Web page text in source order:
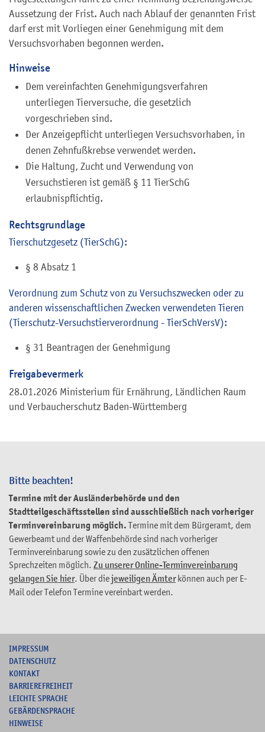
Bitte beachten!
Termine mit der Ausländerbehörde und den
Stadtteilgeschäftsstellen sind ausschließlich nach vorheriger
Terminvereinbarung möglich. Termine mit dem Bürgeramt, dem
Gewerbeamt und der Waffenbehörde sind nach vorheriger
Terminvereinbarung sowie zu den zusätzlichen offenen
Sprechzeiten möglich. Zu unserer Online-Terminvereinbarung
gelangen Sie hier. Über diejeweiligen Ämterkönnen auch per E-
Mail oder Telefon Termine vereinbart werden.
Aussetzung der Frist. Auch nach Ablauf der genannten Frist
darf erst mit Vorliegen einer Genehmigung mit dem
Versuchsvorhaben begonnen werden.
Hinweise
Dem vereinfachten Genehmigungsverfahren
unterliegen Tierversuche, die gesetzlich
vorgeschrieben sind.
Der Anzeigepflicht unterliegen Versuchsvorhaben, in
denen Zehnfußkrebse verwendet werden.
Die Haltung, Zucht und Verwendung von
Versuchstieren ist gemäß § 11 TierSchG
erlaubnispflichtig.
Rechtsgrundlage
Tierschutzgesetz (TierSchG):
§ 8 Absatz 1
Verordnung zum Schutz von zu Versuchszwecken oder zu
anderen wissenschaftlichen Zwecken verwendeten Tieren
(Tierschutz-Versuchstierverordnung - TierSchVersV):
§ 31 Beantragen der Genehmigung
Freigabevermerk
28.01.2026 Ministerium für Ernährung, Ländlichen Raum
und Verbaucherschutz Baden-Württemberg
IMPRESSUM
DATENSCHUTZ
KONTAKT
BARRIEREFREIHEIT
LEICHTE SPRACHE
GEBÄRDENSPRACHE
HINWEISE